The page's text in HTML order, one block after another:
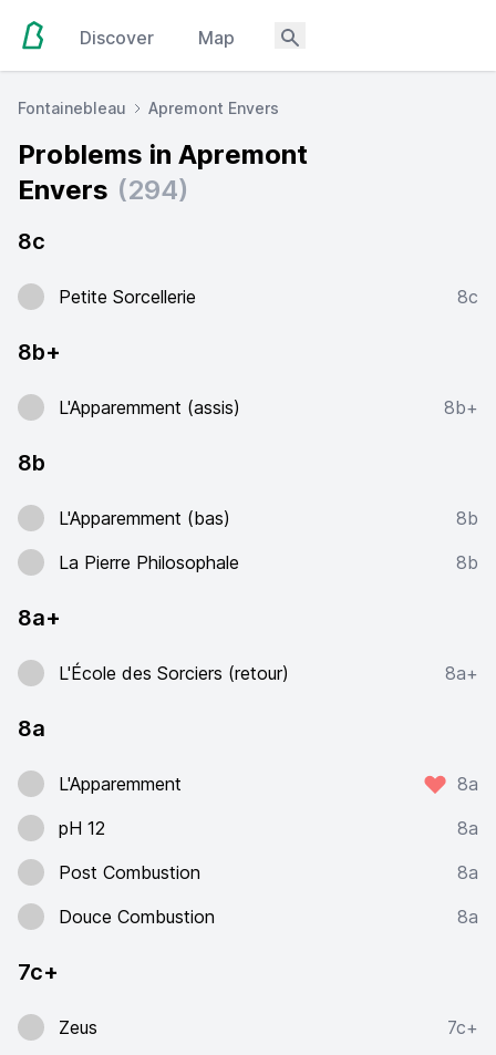
Discover Map
Fontainebleau Apremont Envers
Problems in Apremont
Envers (294)
8c
Petite Sorcellerie 8c
8b+
L'Apparemment (assis) 8b+
8b
L'Apparemment (bas)
8b
La Pierre Philosophale
8b
8a+
L'École des Sorciers (retour) 8a+
8a
L'Apparemment
8a
pH 12
8a
Post Combustion
8a
Douce Combustion
8a
7c+
Zeus
7c+